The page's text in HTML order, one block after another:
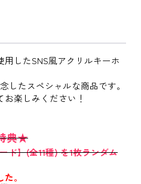
したSNS風アクリルキーホ
したスペシャルな商品です。
楽しみください！
典★
ド】(全11種) を1枚ランダム
。